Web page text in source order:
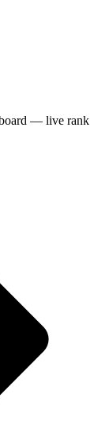
— live rank